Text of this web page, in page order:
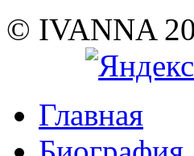
© IVANNA
Главная